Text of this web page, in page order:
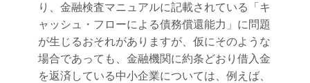
り、金融検査マニュアルに記載されている「キ
ャッシュ・フローによる債務償還能力」に問題
が生じるおそれがありますが、仮にそのような
場合であっても、金融機関に約条どおり借入金
を返済している中小企業については、例えば、